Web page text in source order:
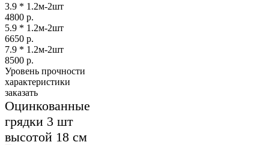
3.9 * 1.2м-2шт
4800 р.
5.9 * 1.2м-2шт
6650 р.
7.9 * 1.2м-2шт
8500 р.
Уровень прочности
характеристики
заказать
Оцинкованные
грядки 3 шт
высотой 18 см